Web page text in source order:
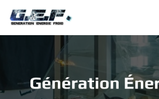
au
contenu
principal